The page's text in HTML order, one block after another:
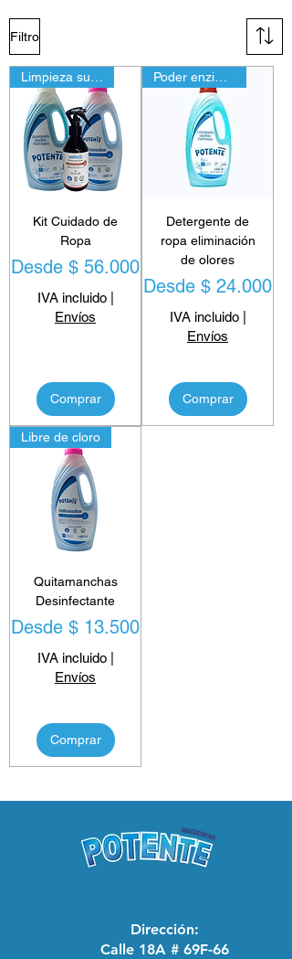
Filtro
Kit Cuidado de
Ropa
Desde $ 56.000
Precio de oferta
IVA incluido|
Envíos
Comprar
Detergente de
ropa eliminación
de olores
Desde $ 24.000
Precio de oferta
IVA incluido|
Envíos
Comprar
Libre de cloro
Quitamanchas
Desinfectante
Desde $ 13.500
Precio de oferta
IVA incluido|
Envíos
Comprar
Dirección:
Calle 18A # 69F-66